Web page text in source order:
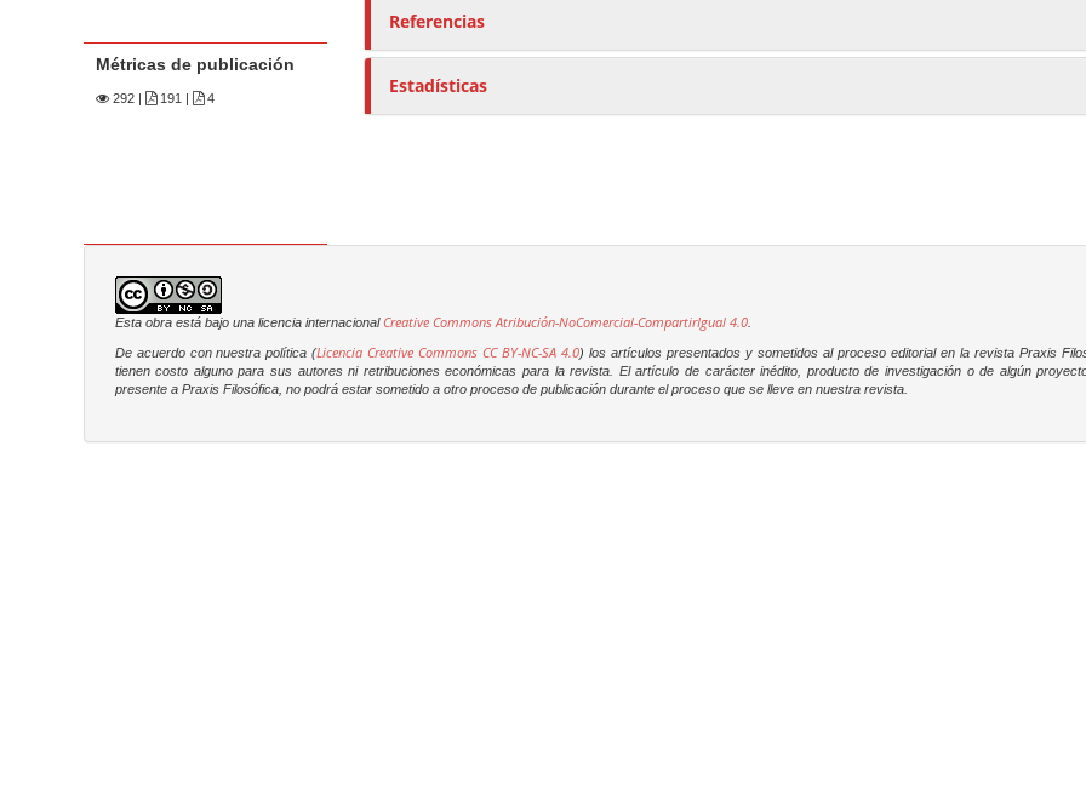
Métricas de publicación
292| 191 | 4
Referencias
Estadísticas
Esta obra está bajo una licencia internacional Creative Commons Atribución-NoComercial-CompartirIgual 4.0.
De acuerdo con nuestra política (Licencia Creative Commons CC BY-NC-SA 4.0) los artículos presentados y sometidos al proceso editorial en la revista Praxis
tienen costo alguno para sus autores ni retribuciones económicas para la revista. El artículo de carácter inédito, producto de investigación o de algún
presente a Praxis Filosófica, no podrá estar sometido a otro proceso de publicación durante el proceso que se lleve en nuestra revista.